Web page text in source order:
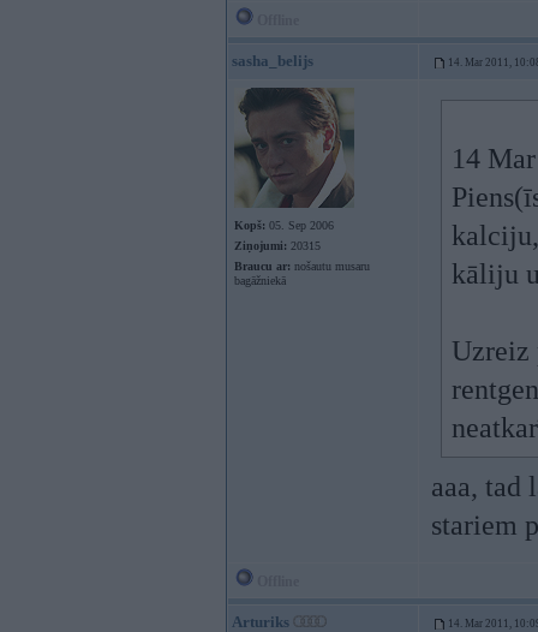
sasha_belijs 14. Mar 2011,
Kopš: 05. Sep 2006
Ziņojumi: 20315
Braucu ar: nošautu musaru
bagāžniekā
14
kāliju
Uzreiz
aaa, tad
stariem
Arturiks 14. Mar 2011,